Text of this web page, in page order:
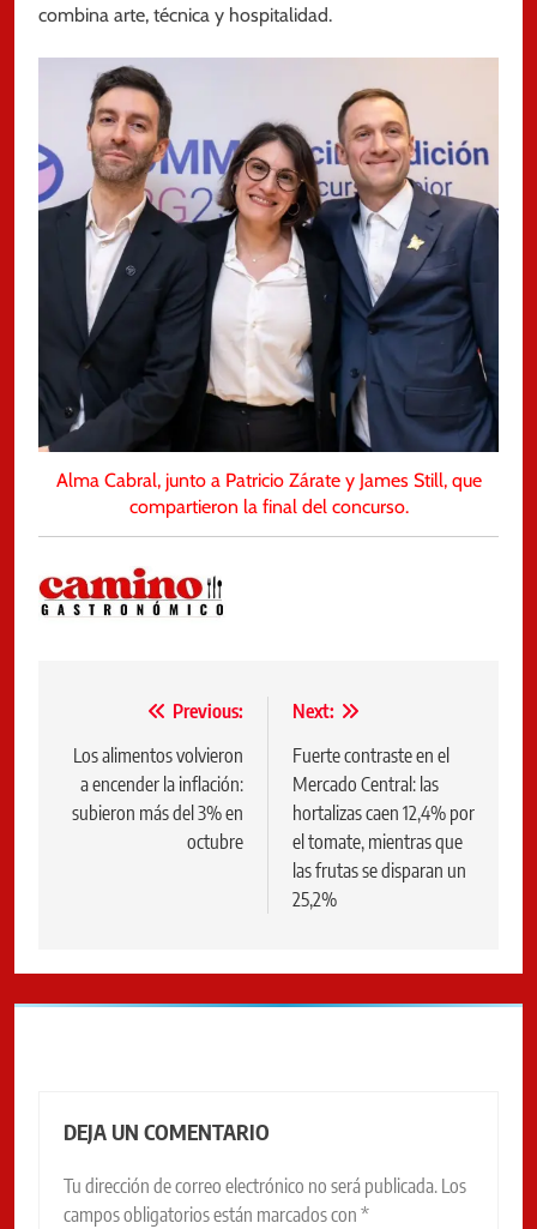
combina arte, técnica y hospitalidad.
Alma Cabral, junto a Patricio Zárate y James Still, que
compartieron la final del concurso.
Navegación
de
entradas
Previous:
Los alimentos volvieron
a encender la inflación:
subieron más del 3% en
octubre
Next:
Fuerte contraste en el
Mercado Central: las
hortalizas caen 12,4% por
el tomate, mientras que
las frutas se disparan un
25,2%
DEJA UN COMENTARIO
Tu dirección de correo electrónico no será publicada. Los
campos obligatorios están marcados con *